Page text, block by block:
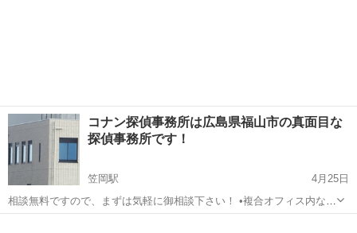
コナン探偵事務所は広島県福山市の真面目な
探偵事務所です！
笠岡駅
4月25日
相談無料ですので、まずは気軽に御相談下さい！ •複合オフィス内なの
で知人の視線を気にせずに入りやすいです。 •事務所横に駐車場完備。